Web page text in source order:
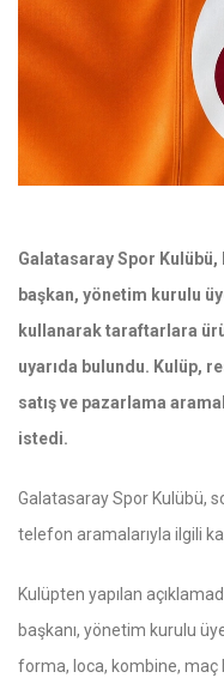
Galatasaray Spor Kulübü,
başkan, yönetim kurulu
kullanarak taraftarlara
uyarıda bulundu. Kulüp,
satış ve pazarlama
istedi.
Galatasaray Spor Kulübü,
telefon aramalarıyla ilgili
Kulüpten yapılan
başkanı, yönetim kurulu
forma, loca, kombine, maç